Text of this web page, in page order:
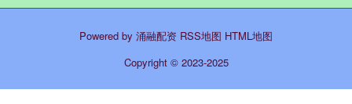
Powered by 涌融配资 RSS地图 HTML地图
Copyright © 2023-2025